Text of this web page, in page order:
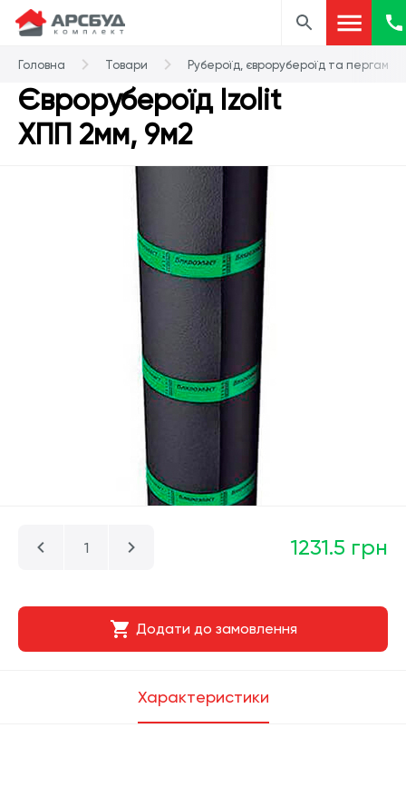
Головна Товари Рубероїд, єврорубероїд та пергамін
Єврорубероїд Izolit
ХПП 2мм, 9м2
1231.5 грн
Додати до замовлення
Характеристики